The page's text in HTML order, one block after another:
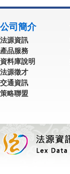
公司簡介
法源資訊
產品服務
資料庫說明
法源徵才
交通資訊
策略聯盟